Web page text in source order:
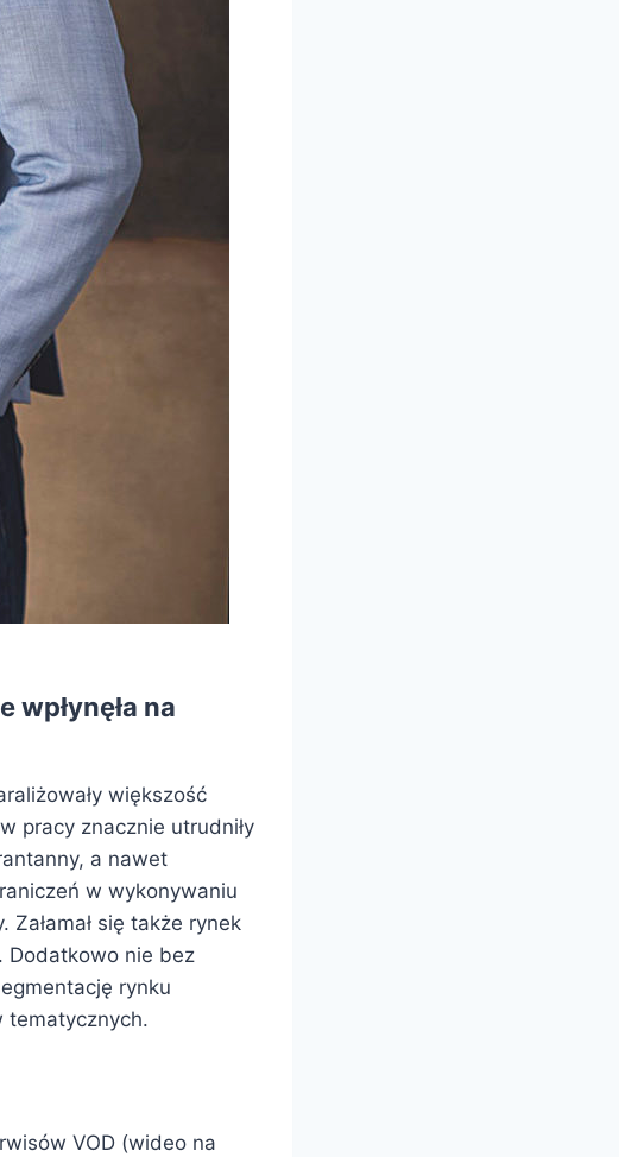
na
większość
pracy znacznie utrudniły
a nawet
w wykonywaniu
się także rynek
Dodatkowo nie bez
rynku
tematycznych.
VOD (wideo na